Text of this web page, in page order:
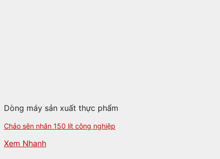
Dòng máy sản xuất thực phẩm
Chảo sên nhân 150 lít công nghiệp
Xem Nhanh